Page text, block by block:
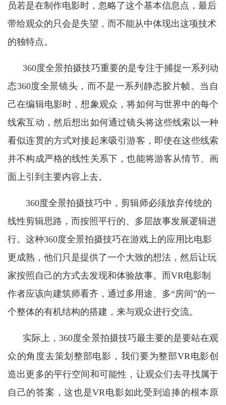
员若是在制作电影时，忽略了这个基本信息点，最后
带给观众的只会是失望，而不能从中体现出这项技术
的独特点。
360度全景拍摄技巧重要的是专注于捕捉一系列动
态360度全景镜头，而不是一系列静态胶片帧。当自
己在编辑电影时，想象观众，将如何与世界中的每个
线索互动，然后想出如何通过镜头将这些线索以一种
看似连贯的方式对接起来吸引游客，即使在这些线索
并不构成严格的线性关系下，也能将游客从情节、画
面上引到主要内容上去。
360度全景拍摄技巧中，剪辑师必须放弃传统的
线性剪辑思路，而按照平行的、多层故事发展逻辑进
行。这种360度全景拍摄技巧在游戏上的应用比电影
更成熟，他们只是提供了一个大致的想法，然后让玩
家按照自己的方式去发现和体验故事。而VR电影制
作者应该向建筑师看齐，通过多用途、多“房间”的一
个整体的有机结构的搭建，来与观众进行交流。
实际上，360度全景拍摄技巧最主要的是要站在观
众的角度去策划整部电影，我们要为整部VR电影创
造出更多的平行空间和可能性，让观众们去寻找属于
自己的答案，这也是VR电影如此受到追捧的根本原